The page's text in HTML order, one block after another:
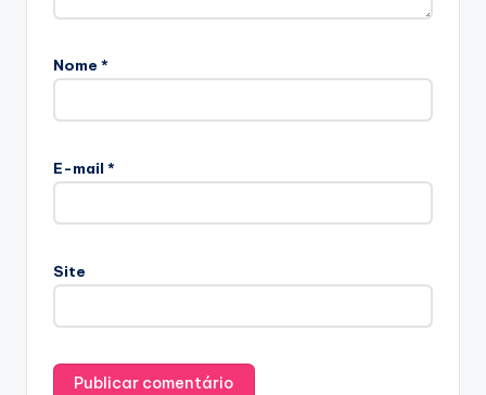
Nome *
E-mail *
Site